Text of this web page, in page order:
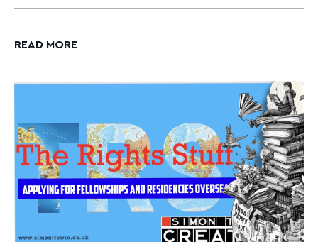
READ MORE